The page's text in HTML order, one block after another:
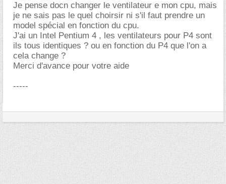
Je pense docn changer le ventilateur e mon cpu, mais
je ne sais pas le quel choirsir ni s'il faut prendre un
model spécial en fonction du cpu.
J'ai un Intel Pentium 4 , les ventilateurs pour P4 sont
ils tous identiques ? ou en fonction du P4 que l'on a
cela change ?
Merci d'avance pour votre aide
-----